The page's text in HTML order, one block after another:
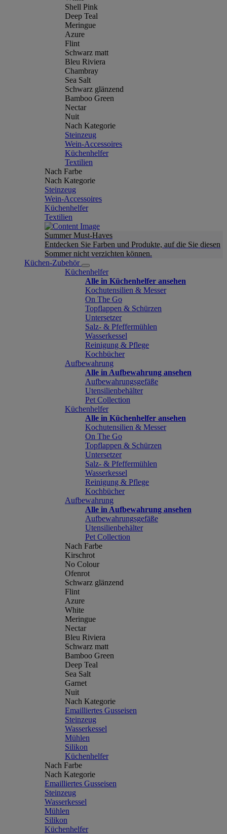
Shell Pink
Deep Teal
Meringue
Azure
Flint
Schwarz matt
Bleu Riviera
Chambray
Sea Salt
Schwarz glänzend
Bamboo Green
Nectar
Nuit
Nach Kategorie
Steinzeug
Wein-Accessoires
Küchenhelfer
Textilien
Nach Farbe
Nach Kategorie
Steinzeug
Wein-Accessoires
Küchenhelfer
Textilien
Summer Must-Haves
Entdecken Sie Farben und Produkte, auf die Sie diesen
Sommer nicht verzichten können.
Küchen-Zubehör
Küchenhelfer
Alle in Küchenhelfer ansehen
Kochutensilien & Messer
On The Go
Topflappen & Schürzen
Untersetzer
Salz- & Pfeffermühlen
Wasserkessel
Reinigung & Pflege
Kochbücher
Aufbewahrung
Alle in Aufbewahrung ansehen
Aufbewahrungsgefäße
Utensilienbehälter
Pet Collection
Küchenhelfer
Alle in Küchenhelfer ansehen
Kochutensilien & Messer
On The Go
Topflappen & Schürzen
Untersetzer
Salz- & Pfeffermühlen
Wasserkessel
Reinigung & Pflege
Kochbücher
Aufbewahrung
Alle in Aufbewahrung ansehen
Aufbewahrungsgefäße
Utensilienbehälter
Pet Collection
Nach Farbe
Kirschrot
No Colour
Ofenrot
Schwarz glänzend
Flint
Azure
White
Meringue
Nectar
Bleu Riviera
Schwarz matt
Bamboo Green
Deep Teal
Sea Salt
Garnet
Nuit
Nach Kategorie
Emailliertes Gusseisen
Steinzeug
Wasserkessel
Mühlen
Silikon
Küchenhelfer
Nach Farbe
Nach Kategorie
Emailliertes Gusseisen
Steinzeug
Wasserkessel
Mühlen
Silikon
Küchenhelfer